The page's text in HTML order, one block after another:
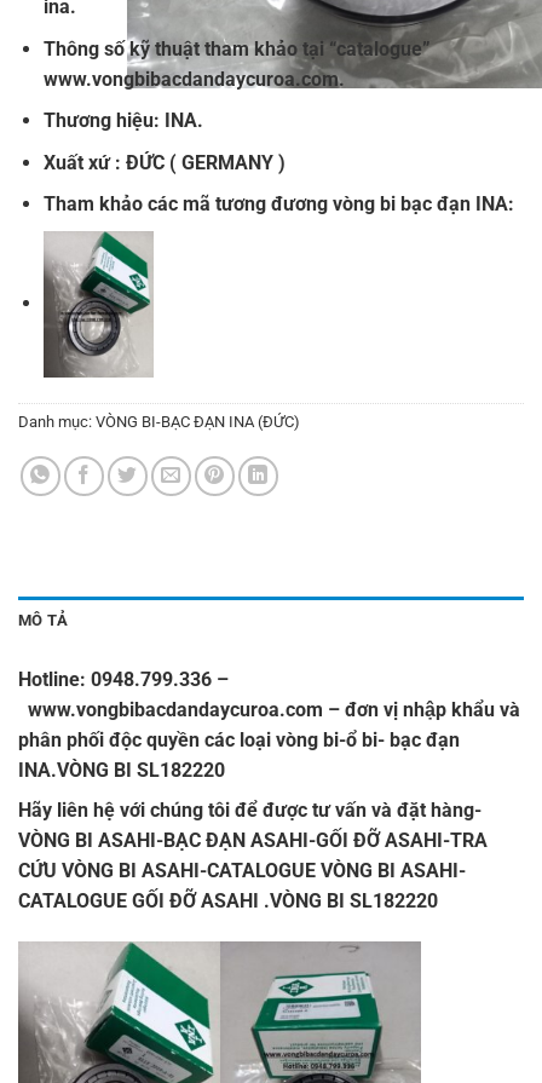
ina.
Thông số kỹ thuật tham khảo tại “catalogue”
www.vongbibacdandaycuroa.com.
Thương hiệu: INA.
Xuất xứ : ĐỨC ( GERMANY )
Tham khảo các mã tương đương vòng bi bạc đạn INA:
Danh mục: VÒNG BI-BẠC ĐẠN INA (ĐỨC)
MÔ TẢ
Hotline: 0948.799.336 –
www.vongbibacdandaycuroa.com – đơn vị nhập khẩu và
phân phối độc quyền các loại vòng bi-ổ bi- bạc đạn
INA.VÒNG BI SL182220
Hãy liên hệ với chúng tôi để được tư vấn và đặt hàng-
VÒNG BI ASAHI-BẠC ĐẠN ASAHI-GỐI ĐỠ ASAHI-TRA
CỨU VÒNG BI ASAHI-CATALOGUE VÒNG BI ASAHI-
CATALOGUE GỐI ĐỠ ASAHI .VÒNG BI SL182220